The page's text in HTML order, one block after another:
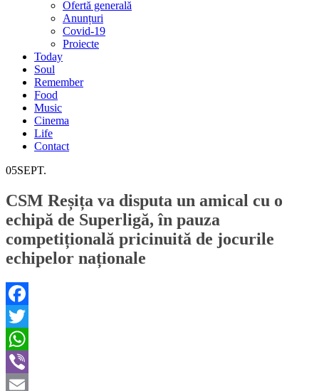
Ofertă generală
Anunțuri
Covid-19
Proiecte
Today
Soul
Remember
Food
Music
Cinema
Life
Contact
05SEPT.
CSM Reșița va disputa un amical cu o
echipă de Superligă, în pauza
competițională pricinuită de jocurile
echipelor naționale
Facebook
Twitter
WhatsApp
Viber